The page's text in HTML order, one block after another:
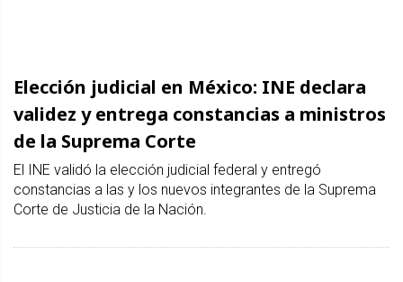
Elección judicial en México: INE declara
validez y entrega constancias a ministros
de la Suprema Corte
El INE validó la elección judicial federal y entregó
constancias a las y los nuevos integrantes de la Suprema
Corte de Justicia de la Nación.